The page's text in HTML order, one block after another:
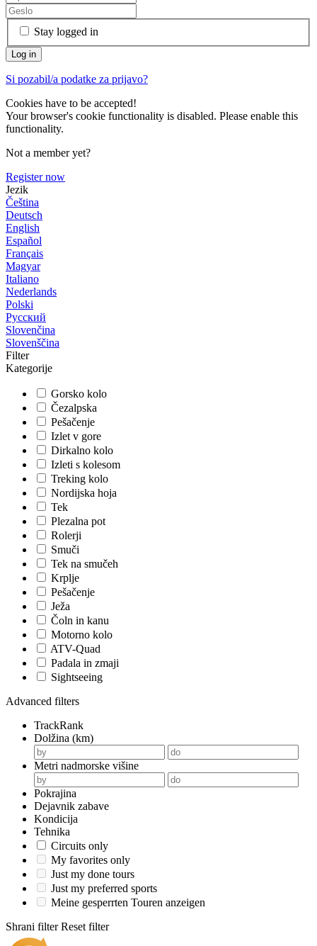
Stay logged in
Si pozabil/a podatke za prijavo?
Cookies have to be accepted!
Your browser's cookie functionality is disabled. Please enable this
functionality.
Not a member yet?
Register now
Jezik
Čeština
Deutsch
English
Español
Français
Magyar
Italiano
Nederlands
Polski
Русский
Slovenčina
Slovenščina
Filter
Kategorije
Gorsko kolo
Čezalpska
Pešačenje
Izlet v gore
Dirkalno kolo
Izleti s kolesom
Treking kolo
Nordijska hoja
Tek
Plezalna pot
Rolerji
Smuči
Tek na smučeh
Krplje
Pešačenje
Ježa
Čoln in kanu
Motorno kolo
ATV-Quad
Padala in zmaji
Sightseeing
Advanced filters
TrackRank
Dolžina (km)
Metri nadmorske višine
Pokrajina
Dejavnik zabave
Kondicija
Tehnika
Circuits only
My favorites only
Just my done tours
Just my preferred sports
Meine gesperrten Touren anzeigen
Shrani filter Reset filter